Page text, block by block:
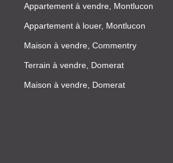
Appartement à vendre, Montlucon
Appartement à louer, Montlucon
Maison à vendre, Commentry
Terrain à vendre, Domerat
Maison à vendre, Domerat